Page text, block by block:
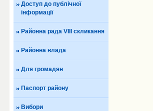
Доступ до публічної
інформації
Районна рада VIII скликання
Районна влада
Для громадян
Паспорт району
Вибори